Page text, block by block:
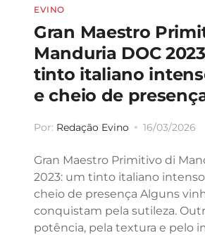
EVINO
Gran Maestro
Manduria DOC
tinto italiano
e cheio de
Por: Redação Evino 16/03/2026
Gran Maestro Primitivo di
2023: um tinto italiano
cheio de presença Alguns
conquistam pela sutileza.
potência, pela textura e pelo